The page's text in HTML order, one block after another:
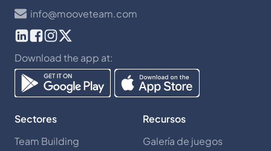
info@mooveteam.com
Download the app at:
Sectores
Team Building
Recursos
Galería de juegos